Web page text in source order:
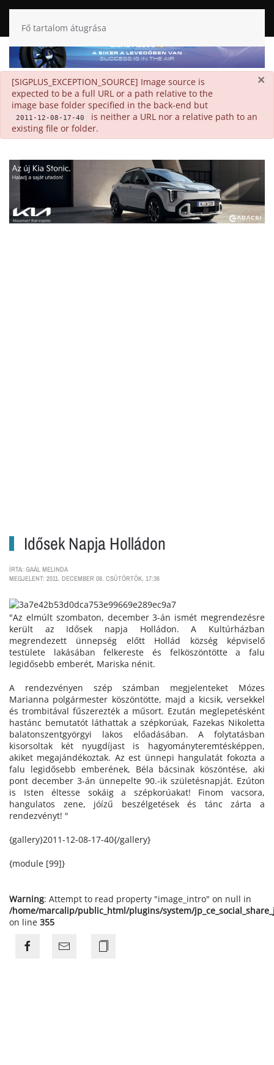
Fő tartalom átugrása
×
danger
[SIGPLUS_EXCEPTION_SOURCE] Image source is
expected to be a full URL or a path relative to the
image base folder specified in the back-end but
2011-12-08-17-40
is neither a URL nor a relative path to an
existing file or folder.
Idősek Napja Holládon
ÍRTA: GAÁL MELINDA
MEGJELENT: 2011. DECEMBER 08. CSÜTÖRTÖK, 17:36
"Az elmúlt szombaton, december 3-án ismét megrendezésre
került az Idősek napja Holládon. A Kultúrházban
megrendezett ünnepség előtt Hollád község képviselő
testülete lakásában felkereste és felköszöntötte a falu
legidősebb emberét, Mariska nénit.
A rendezvényen szép számban megjelenteket Mózes
Marianna polgármester köszöntötte, majd a kicsik, versekkel
és trombitával fűszerezték a műsort. Ezután meglepetésként
hastánc bemutatót láthattak a szépkorúak, Fazekas Nikoletta
balatonszentgyörgyi lakos előadásában. A folytatásban
kisorsoltak két nyugdíjast is hagyományteremtésképpen,
akiket megajándékoztak. Az est ünnepi hangulatát fokozta a
falu legidősebb emberének, Béla bácsinak köszöntése, aki
pont december 3-án ünnepelte 90.-ik születésnapját. Ezúton
is Isten éltesse sokáig a szépkorúakat! Finom vacsora,
hangulatos zene, jóízű beszélgetések és tánc zárta a
rendezvényt! "
{gallery}2011-12-08-17-40{/gallery}
{module [99]}
Warning: Attempt to read property "image_intro" on null in
/home/marcalip/public_html/plugins/system/
on line 355